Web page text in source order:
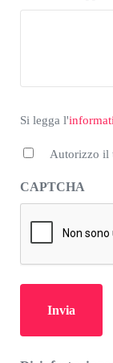
Si legga l'
Autorizzo il
CAPTCHA